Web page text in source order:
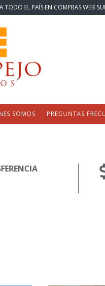
EL PAÍS EN COMPRAS WEB
SOMOS PREGUNTAS